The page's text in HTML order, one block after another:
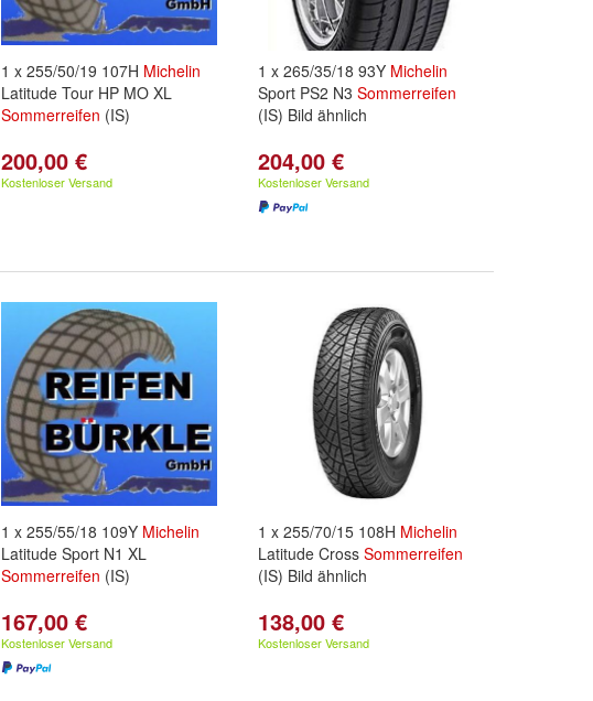
1 x 255/50/19 107H Michelin
Latitude Tour HP MO XL
Sommerreifen (IS)
200,00 €
Kostenloser Versand
1 x 265/35/18 93Y Michelin
Sport PS2 N3 Sommerreifen
(IS) Bild ähnlich
204,00 €
Kostenloser Versand
1 x 255/55/18 109Y Michelin
Latitude Sport N1 XL
Sommerreifen (IS)
167,00 €
Kostenloser Versand
1 x 255/70/15 108H Michelin
Latitude Cross Sommerreifen
(IS) Bild ähnlich
138,00 €
Kostenloser Versand